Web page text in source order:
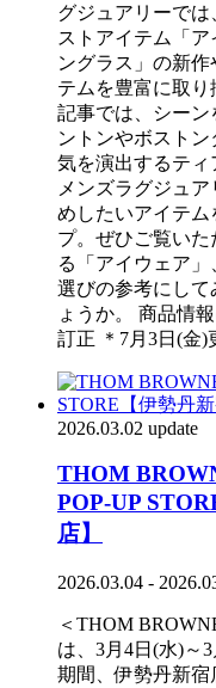
グジュアリーで
ストアイテム「
ングラス」の新
テムを豊富に取
記事では、シーン
ントンやボスト
気を演出するティ
メンズラグジュ
めしたいアイテム
プ。ぜひご覧い
る「アイウェア」
選びの参考にして
ょうか。 商品情
訂正 ＊7月3日(金)
2026.03.02 update
THOM
POP-UP
店】
2026.03.04 -
＜THOM
は、3月4日(水)～
期間、伊勢丹新宿